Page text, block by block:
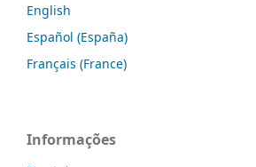
English
Español (España)
Français (France)
Informações